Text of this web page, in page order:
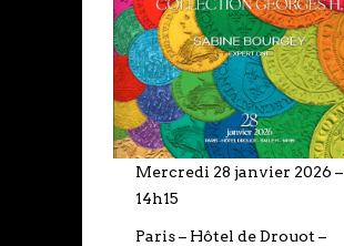
Mercredi 28 janvier 2026 –
14h15
Paris – Hôtel de Drouot –